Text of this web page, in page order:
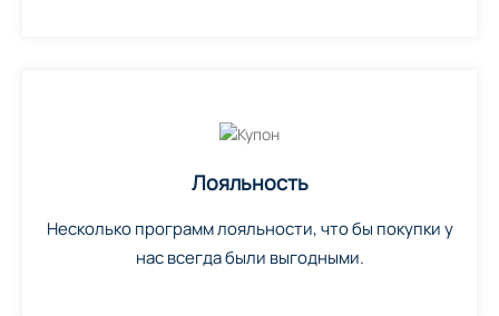
Лояльность
Несколько программ лояльности, что бы покупки у
нас всегда были выгодными.